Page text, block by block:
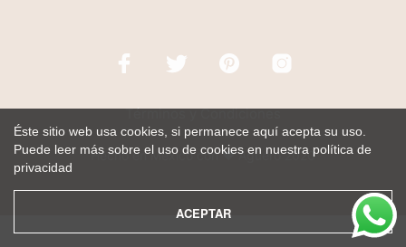
Términos y Condiciones
Hecho en México con ♥ Agüero 2020
Éste sitio web usa cookies, si permanece aquí acepta su uso.
Puede leer más sobre el uso de cookies en nuestra política de
privacidad
ACEPTAR